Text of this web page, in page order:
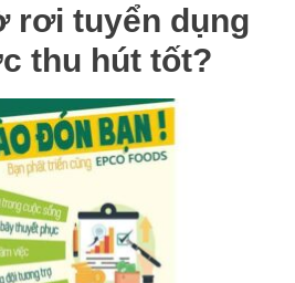
rơi tuyển dụng
thu hút tốt?